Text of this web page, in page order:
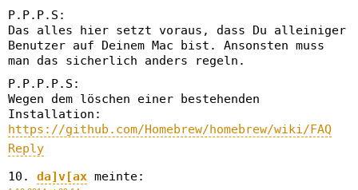
P.P.P.S:
Das alles hier setzt voraus, dass Du alleiniger
Benutzer auf Deinem Mac bist. Ansonsten muss
man das sicherlich anders regeln.
P.P.P.P.S:
Wegen dem löschen einer bestehenden
Installation:
https://github.com/Homebrew/homebrew/wiki/FAQ
Reply
da]v[ax meinte: